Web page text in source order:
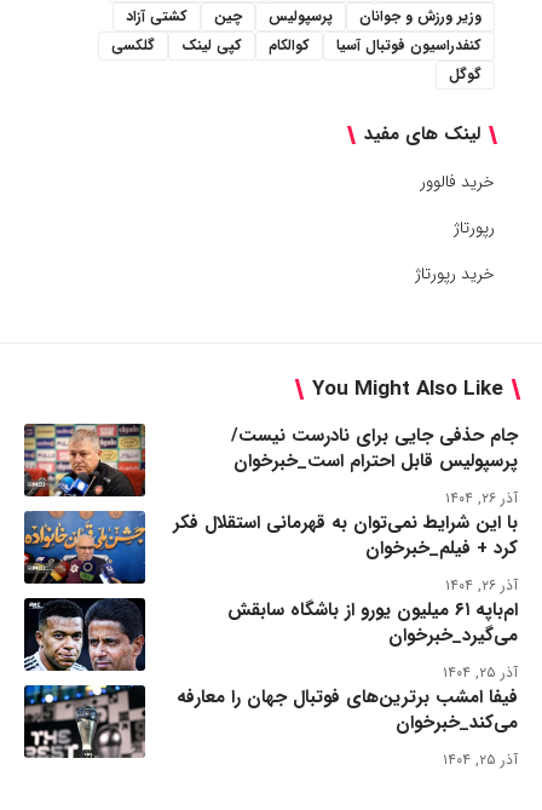
وزیر ورزش و جوانان
پرسپولیس چین
کشتی آزاد
کنفدراسیون فوتبال آسیا
کوالکام کپی لینک
گلکسی
گوگل
لینک های مفید
خرید فالوور
رپورتاژ
خرید رپورتاژ
You Might Also Like
جام حذفی جایی برای نادرست نیست/
پرسپولیس قابل احترام است_خبرخوان
آذر ۲۶, ۱۴۰۴
با این شرایط نمی‌توان به قهرمانی استقلال فکر
کرد + فیلم_خبرخوان
آذر ۲۶, ۱۴۰۴
ام‌باپه ۶۱ میلیون یورو از باشگاه سابقش
می‌گیرد_خبرخوان
آذر ۲۵, ۱۴۰۴
فیفا امشب برترین‌های فوتبال جهان را معارفه
می‌کند_خبرخوان
آذر ۲۵, ۱۴۰۴